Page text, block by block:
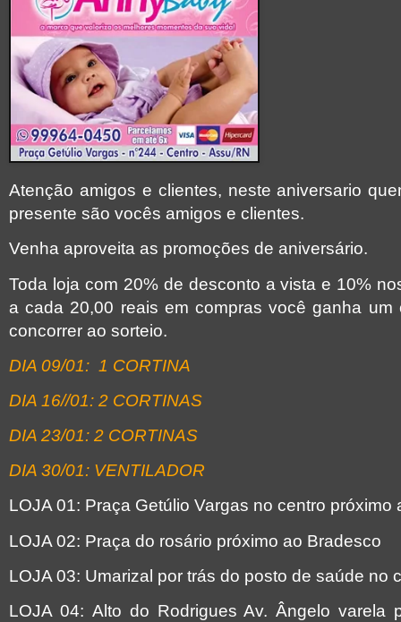
Atenção amigos e clientes, neste aniversario
presente são vocês amigos e clientes.
Venha aproveita as promoções de aniversário.
Toda loja com 20% de desconto a vista e 10%
a cada 20,00 reais em compras você ganha um
concorrer ao sorteio.
DIA 09/01: 1 CORTINA
DIA 16//01: 2 CORTINAS
DIA 23/01: 2 CORTINAS
DIA 30/01: VENTILADOR
LOJA 01: Praça Getúlio Vargas no centro próximo
LOJA 02: Praça do rosário próximo ao Bradesco
LOJA 03: Umarizal por trás do posto de saúde no
LOJA 04: Alto do Rodrigues Av. Ângelo varela